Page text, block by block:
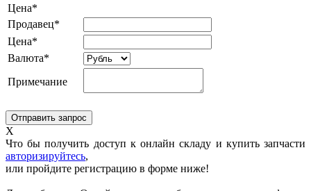
Цена*
Продавец*
Цена*
Валюта*
Примечание
X
Что бы получить доступ к онлайн складу и купить запчасти
авторизируйтесь,
или пройдите регистрацию в форме ниже!